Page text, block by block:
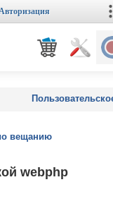
вещанию
webphp